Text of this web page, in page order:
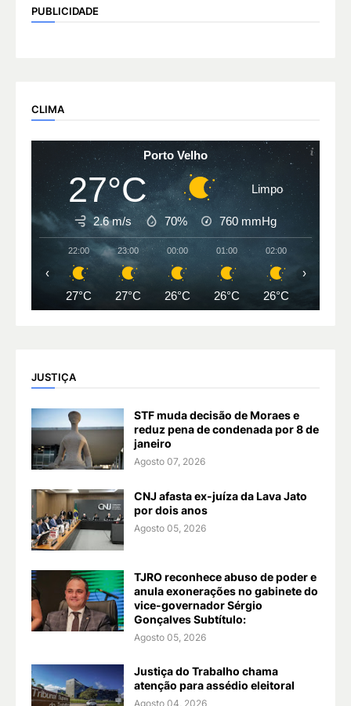
PUBLICIDADE
CLIMA
Porto Velho
27°C Limpo
2.6 m/s 70% 760 mmHg
22:00
27°C
23:00
27°C
00:00
26°C
01:00
26°C
02:00
26°C
‹ ›
JUSTIÇA
STF muda decisão de Moraes e
reduz pena de condenada por 8 de
janeiro
Agosto 07, 2026
CNJ afasta ex-juíza da Lava Jato
por dois anos
Agosto 05, 2026
TJRO reconhece abuso de poder e
anula exonerações no gabinete do
vice-governador Sérgio
Gonçalves Subtítulo:
Agosto 05, 2026
Justiça do Trabalho chama
atenção para assédio eleitoral
Agosto 04, 2026